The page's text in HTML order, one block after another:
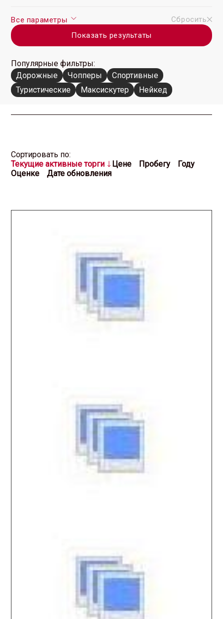
Все параметры
Сбросить
Показать результаты
Популярные фильтры:
Дорожные
Чопперы
Спортивные
Туристические
Максискутер Нейкед
Cортировать по:
Текущие активные торги
Цене Пробегу
Году
Оценке
Дате обновления